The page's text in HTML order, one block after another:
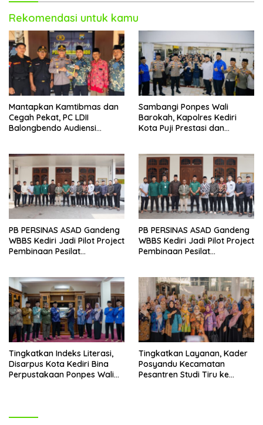
Rekomendasi untuk kamu
Mantapkan Kamtibmas dan
Cegah Pekat, PC LDII
Balongbendo Audiensi
Sambangi Ponpes Wali
Barokah, Kapolres Kediri
Kota Puji Prestasi dan
PB PERSINAS ASAD Gandeng
WBBS Kediri Jadi Pilot Project
Pembinaan Pesilat
PB PERSINAS ASAD Gandeng
WBBS Kediri Jadi Pilot Project
Pembinaan Pesilat
Tingkatkan Indeks Literasi,
Disarpus Kota Kediri Bina
Perpustakaan Ponpes Wali
Tingkatkan Layanan, Kader
Posyandu Kecamatan
Pesantren Studi Tiru ke